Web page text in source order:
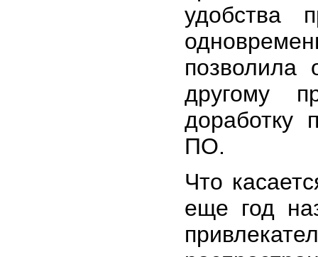
удобства
позволила
другому
доработку
ПО.
Что
еще год